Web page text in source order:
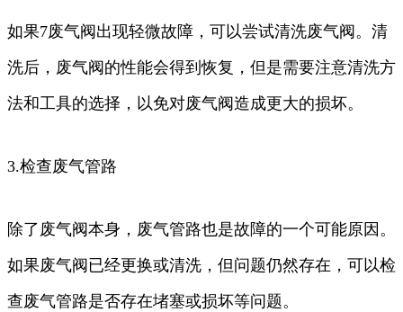
如果7废气阀出现轻微故障，可以尝试清洗废气阀。清
洗后，废气阀的性能会得到恢复，但是需要注意清洗方
法和工具的选择，以免对废气阀造成更大的损坏。
3.检查废气管路
除了废气阀本身，废气管路也是故障的一个可能原因。
如果废气阀已经更换或清洗，但问题仍然存在，可以检
查废气管路是否存在堵塞或损坏等问题。